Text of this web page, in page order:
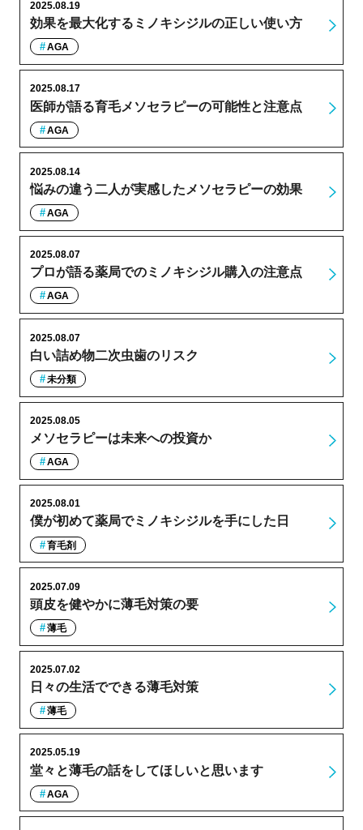
効果を最大化するミノキシジルの正しい使い方
2025.08.19
AGA
医師が語る育毛メソセラピーの可能性と注意点
2025.08.17
AGA
悩みの違う二人が実感したメソセラピーの効果
2025.08.14
AGA
プロが語る薬局でのミノキシジル購入の注意点
2025.08.07
AGA
白い詰め物二次虫歯のリスク
2025.08.07
未分類
メソセラピーは未来への投資か
2025.08.05
AGA
僕が初めて薬局でミノキシジルを手にした日
2025.08.01
育毛剤
頭皮を健やかに薄毛対策の要
2025.07.09
薄毛
日々の生活でできる薄毛対策
2025.07.02
薄毛
堂々と薄毛の話をしてほしいと思います
2025.05.19
AGA